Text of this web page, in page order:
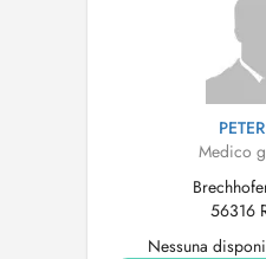
Medico
56316
Nessuna